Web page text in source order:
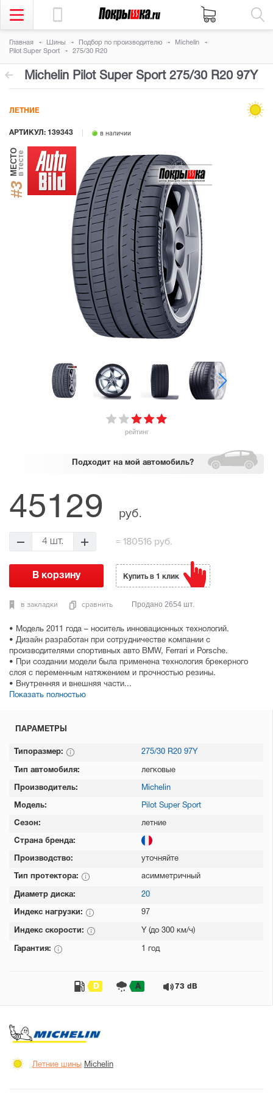
Главная Шины Подбор по производителю
Michelin
Pilot Super Sport
275/30 R20
Michelin Pilot Super Sport 275/30 R20 97Y
рейтинг
АРТИКУЛ: 139343 в наличии
ЛЕТНИЕ
#3
МЕСТОв тесте
Подходит на мой автомобиль?
• Модель 2011 года – носитель инновационных технологий.
• Дизайн разработан при сотрудничестве компании с
производителями спортивных авто BMW, Ferrari и Porsche.
• При создании модели была применена технология брекерного
слоя с переменным натяжением и прочностью резины.
• Внутренняя и внешняя части...
Показать полностью
45129 руб.
4 шт. = 180516 руб.
в закладки сравнить
Купить в 1 клик
Продано 2654 шт.
ПАРАМЕТРЫ
Типоразмер: 275/30 R20 97Y
Тип автомобиля: легковые
Производитель: Michelin
Модель: Pilot Super Sport
Сезон: летние
Страна бренда:
Производство: уточняйте
Тип протектора: асимметричный
Диаметр диска: 20
Индекс нагрузки: 97
Индекс скорости: Y (до 300 км/ч)
Гарантия: 1 год
D A 73 dB
Летние шины Michelin